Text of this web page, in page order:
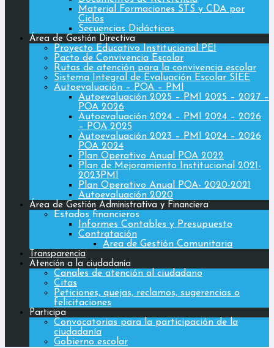
Material Formaciones STS y CDA por
Ciclos
Secuencias Didácticas
Área de Gestión Directiva
Proyecto Educativo Institucional PEI
Pacto de Convivencia Escolar
Rutas de atención para la convivencia escolar
Sistema Integral de Evaluación Escolar SIEE
Autoevaluación – POA – PMI
Autoevaluación 2025 – PMI 2025 – 2027 –
POA 2026
Autoevaluación 2024 – PMI 2024 – 2026
– POA 2025
Autoevaluación 2023 – PMI 2024 – 2026
POA 2024
Plan Operativo Anual POA 2022
Plan de Mejoramiento Institucional 2021-
2023PMI
Plan Operativo Anual POA- 2020-2021
Autoevaluación 2020
Área de Gestión Administrativa y Financiera
Estados financieros
Informes Contables y Presupuesto
Contratación
Área de Gestión Comunitaria
Transparencia
Atención a la ciudadanía
Canales de atención al ciudadano
Citas
Peticiones, quejas, reclamos, sugerencias o
felicitaciones
Participa
Convocatorias para la participación de la
ciudadanía
Gobierno escolar